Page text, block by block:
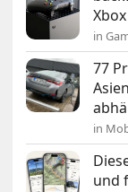
in
77
in
und